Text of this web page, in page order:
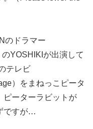
のドラマー
YOSHIKIが出演して
テレビ
）をまねっこピータ
ピーターラビットが
ですが…